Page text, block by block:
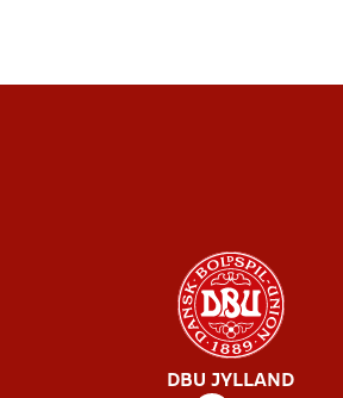
DBU JYLLAND